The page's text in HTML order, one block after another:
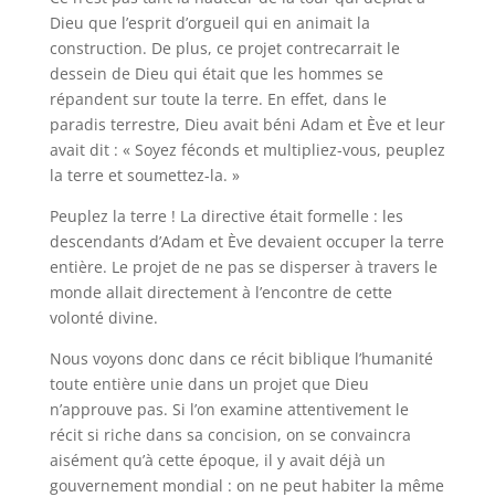
Dieu que l’esprit d’orgueil qui en animait la
construction. De plus, ce projet contrecarrait le
dessein de Dieu qui était que les hommes se
répandent sur toute la terre. En effet, dans le
paradis terrestre, Dieu avait béni Adam et Ève et leur
avait dit : « Soyez féconds et multipliez-vous, peuplez
la terre et soumettez-la. »
Peuplez la terre ! La directive était formelle : les
descendants d’Adam et Ève devaient occuper la terre
entière. Le projet de ne pas se disperser à travers le
monde allait directement à l’encontre de cette
volonté divine.
Nous voyons donc dans ce récit biblique l’humanité
toute entière unie dans un projet que Dieu
n’approuve pas. Si l’on examine attentivement le
récit si riche dans sa concision, on se convaincra
aisément qu’à cette époque, il y avait déjà un
gouvernement mondial : on ne peut habiter la même